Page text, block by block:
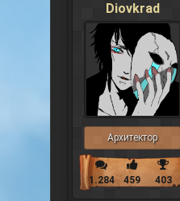
Diovkrad
Архитектор
1.284 459 403